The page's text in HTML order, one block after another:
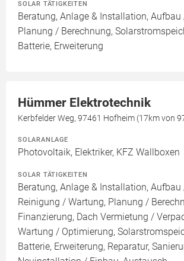
SOLAR TÄTIGKEITEN
Beratung, Anlage & Installation,
Planung / Berechnung,
Batterie, Erweiterung
Hümmer Elektrotechnik
Kerbfelder Weg, 97461 Hofheim (17km von
SOLARANLAGE
Photovoltaik, Elektriker, KFZ Wallboxen
SOLAR TÄTIGKEITEN
Beratung, Anlage & Installation,
Reinigung / Wartung, Planung /
Finanzierung, Dach Vermietung /
Wartung / Optimierung,
Batterie, Erweiterung, Reparatur,